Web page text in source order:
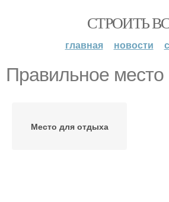
СТРОИТЬ
главная новости
Правильное место
Место для отдыха